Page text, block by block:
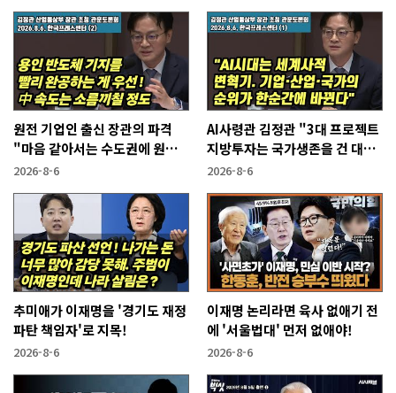
원전 기업인 출신 장관의 파격
"마음 같아서는 수도권에 원전
짓고싶다"
2026-8-6
AI사령관 김정관 "3대 프로젝트
지방투자는 국가생존을 건 대전
략"
2026-8-6
추미애가 이재명을 '경기도 재정
파탄 책임자'로 지목!
2026-8-6
이재명 논리라면 육사 없애기 전
에 '서울법대' 먼저 없애야!
2026-8-6